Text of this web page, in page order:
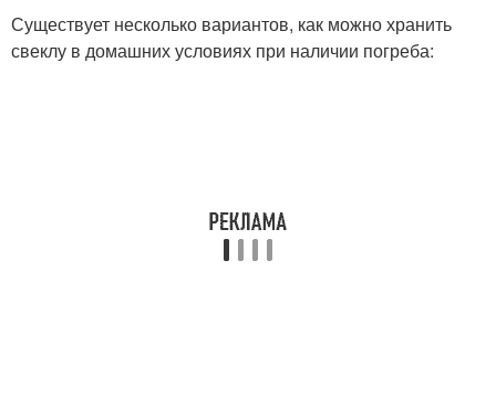
Существует несколько вариантов, как можно хранить
свеклу в домашних условиях при наличии погреба: